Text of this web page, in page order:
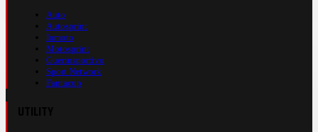
Auto
Autosprint
Inmoto
Motosprint
Guerinsportivo
Sport Network
Fantacup